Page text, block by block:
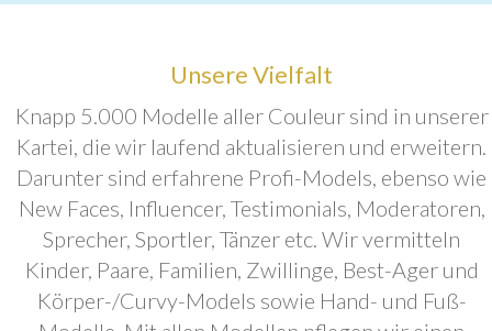
Unsere Vielfalt
Knapp 5.000 Modelle aller Couleur sind in unserer
Kartei, die wir laufend aktualisieren und erweitern.
Darunter sind erfahrene Profi-Models, ebenso wie
New Faces, Influencer, Testimonials, Moderatoren,
Sprecher, Sportler, Tänzer etc. Wir vermitteln
Kinder, Paare, Familien, Zwillinge, Best-Ager und
Körper-/Curvy-Models sowie Hand- und Fuß-